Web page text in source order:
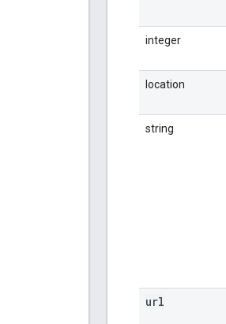
integer
location
string
url